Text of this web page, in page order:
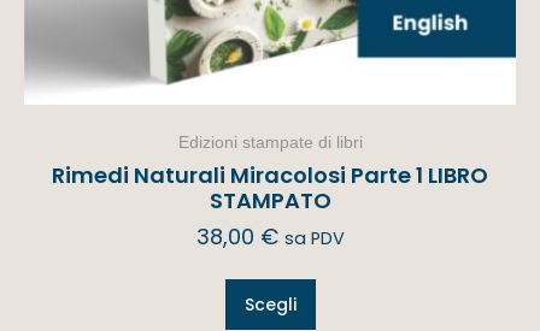
Edizioni stampate di libri
Rimedi Naturali Miracolosi Parte 1 LIBRO
STAMPATO
38,00 € sa PDV
Scegli